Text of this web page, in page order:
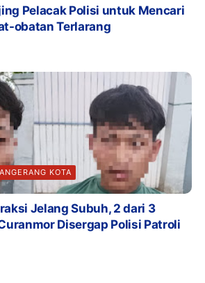
Pelacak Polisi untuk Mencari
obatan Terlarang
KOTA
Jelang Subuh, 2 dari 3
Disergap Polisi Patroli